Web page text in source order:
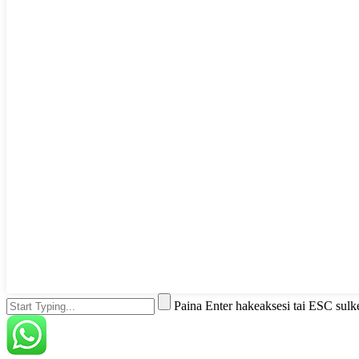
Paina Enter hakeaksesi tai ESC